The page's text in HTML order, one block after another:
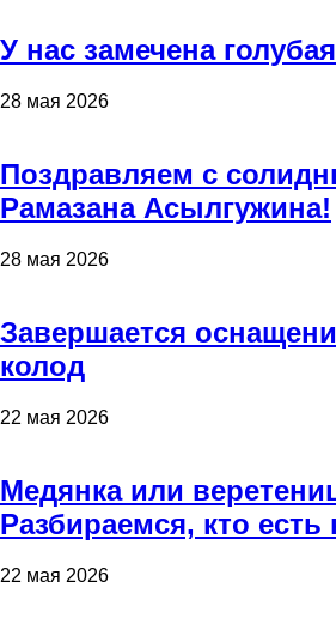
У нас замечена
28 мая 2026
Поздравляем с
Рамазана Асылгужина!
28 мая 2026
Завершается
колод
22 мая 2026
Медянка или
Разбираемся, кто есть
22 мая 2026